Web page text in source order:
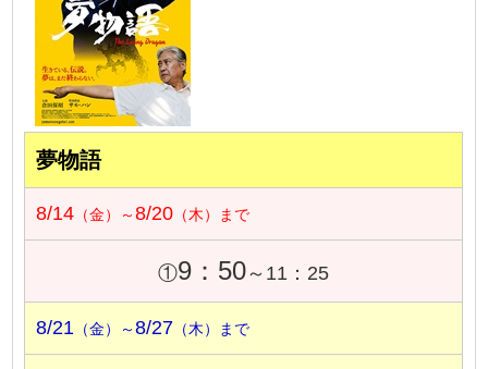
夢物語
8/14 （金）～8/20 （木）まで
①9：50～11：25
8/21 （金）～8/27 （木）まで